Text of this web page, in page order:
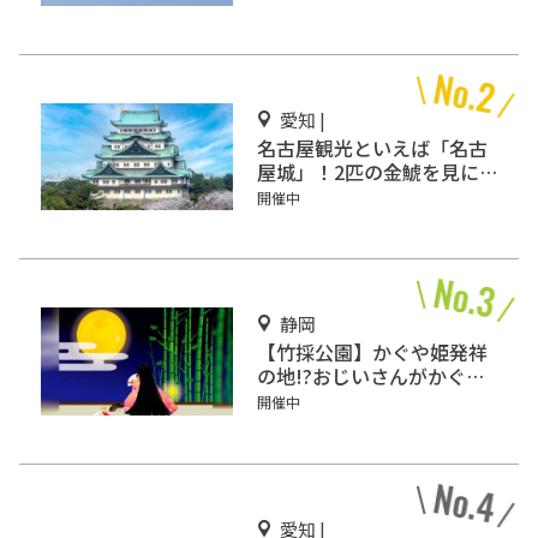
愛知 |
名古屋観光といえば「名古
屋城」！2匹の金鯱を見に
行こう
開催中
静岡
【竹採公園】かぐや姫発祥
の地!?おじいさんがかぐや
姫を見つけた場所を見に行
開催中
愛知 |